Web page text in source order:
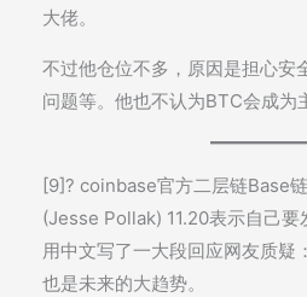
大佬。
不过他仓位不多，原因是担心安
问题等。他也不认为BTC会成为
[9]? coinbase官方二层链Base
(Jesse Pollak) 11.20表示自己
用中文写了一大段回应网友质疑
也是未来的大趋势。